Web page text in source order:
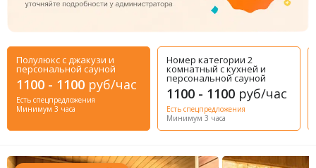
Полулюкс с джакузи и
персональной сауной
1100 - 1100 руб/час
Есть спецпредложения
Минимум 3 часа
Номер категории 2
комнатный с кухней и
персональной сауной
1100 - 1100 руб/час
Есть спецпредложения
Минимум 3 часа